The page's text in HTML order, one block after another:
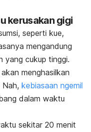
kerusakan gigi
seperti kue,
mengandung
yang cukup tinggi.
menghasilkan
Nah, kebiasaan ngemil
dalam waktu
sekitar 20 menit